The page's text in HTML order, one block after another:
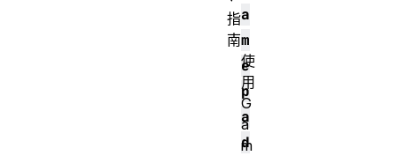
a
m
e
p
a
d
指
南
使
用
G
a
m